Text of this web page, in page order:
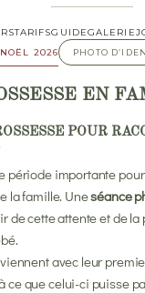
TARIFSGUIDEGALERIE
NOËL 2026
PHOTO
EN
POUR
période importante
la famille. Uneséance
de cette attente et de
avec leur
ce que celui-ci puisse